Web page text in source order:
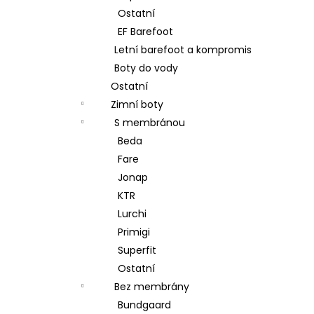
Ostatní
EF Barefoot
Letní barefoot a kompromis
Boty do vody
Ostatní
Zimní boty
S membránou
Beda
Fare
Jonap
KTR
Lurchi
Primigi
Superfit
Ostatní
Bez membrány
Bundgaard